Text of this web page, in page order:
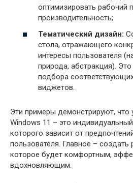
оптимизировать рабочий
производительность;
Тематический дизайн:
стола, отражающего
интересы пользователя
природа, абстракция).
подбора
виджетов.
Эти примеры демонстрируют, что
Windows 11 – это
которого зависит от
пользователя. Главное – создать
которое будет комфортным,
вдохновляющим.